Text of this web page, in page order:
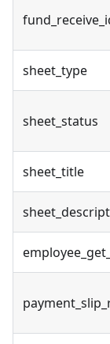
sheet_type
sheet_status
sheet_title